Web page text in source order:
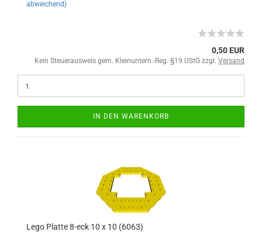
abweichend)
0,50 EUR
Kein Steuerausweis gem. Kleinuntern.-Reg. §19 UStG zzgl. Versand
IN DEN WARENKORB
Lego Platte 8-eck 10 x 10 (6063)